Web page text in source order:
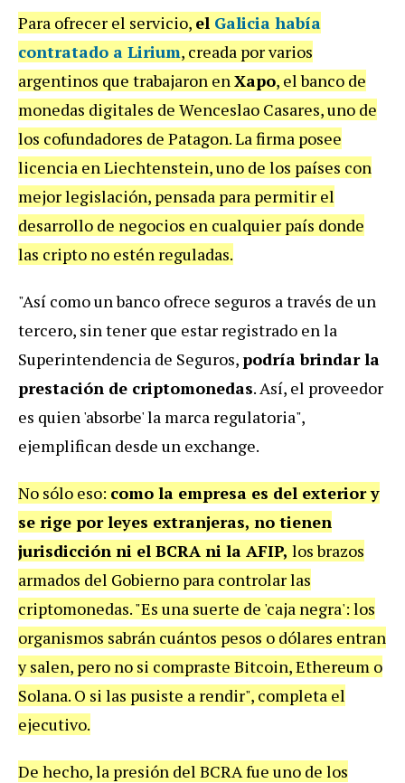
Para ofrecer el servicio, el Galicia había
contratado a Lirium, creada por varios
argentinos que trabajaron en Xapo, el banco de
monedas digitales de Wenceslao Casares, uno de
los cofundadores de Patagon. La firma posee
licencia en Liechtenstein, uno de los países con
mejor legislación, pensada para permitir el
desarrollo de negocios en cualquier país donde
las cripto no estén reguladas.
"Así como un banco ofrece seguros a través de un
tercero, sin tener que estar registrado en la
Superintendencia de Seguros,podría brindar la
prestación de criptomonedas. Así, el proveedor
es quien 'absorbe' la marca regulatoria",
ejemplifican desde un exchange.
No sólo eso: como la empresa es del exterior y
se rige por leyes extranjeras, no tienen
jurisdicción ni el BCRA ni la AFIP, los brazos
armados del Gobierno para controlar las
criptomonedas. "Es una suerte de 'caja negra': los
organismos sabrán cuántos pesos o dólares entran
y salen, pero no si compraste Bitcoin, Ethereum o
Solana. O si las pusiste a rendir", completa el
ejecutivo.
De hecho, la presión del BCRA fue uno de los